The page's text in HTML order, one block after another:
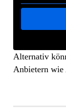
Alternativ
Anbietern wie